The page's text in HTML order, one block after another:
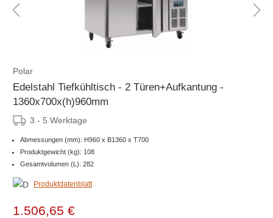
Polar
Edelstahl Tiefkühltisch - 2 Türen+Aufkantung -
1360x700x(h)960mm
3 - 5 Werktage
Abmessungen (mm): H960 x B1360 x T700
Produktgewicht (kg): 108
Gesamtvolumen (L): 282
Produktdatenblatt
1.506,65 €